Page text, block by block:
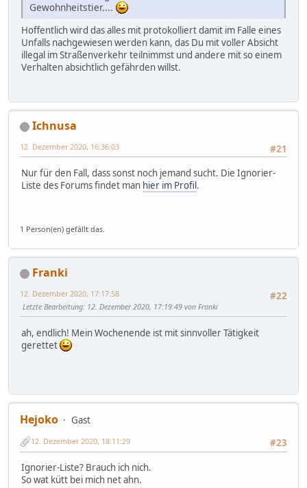
Gewohnheitstier....
Hoffentlich wird das alles mit protokolliert damit im Falle eines
Unfalls nachgewiesen werden kann, das Du mit voller Absicht
illegal im Straßenverkehr teilnimmst und andere mit so einem
Verhalten absichtlich gefährden willst.
Ichnusa
#21
12. Dezember 2020, 16:36:03
Nur für den Fall, dass sonst noch jemand sucht. Die Ignorier-
Liste des Forums findet man hier im Profil.
1 Person(en) gefällt das.
Franki
#22
12. Dezember 2020, 17:17:58
Letzte Bearbeitung: 12. Dezember 2020, 17:19:49 von Franki
ah, endlich! Mein Wochenende ist mit sinnvoller Tätigkeit
gerettet
Hejoko
Gast
#23
12. Dezember 2020, 18:11:29
Ignorier-Liste? Brauch ich nich.
So wat kütt bei mich net ahn.